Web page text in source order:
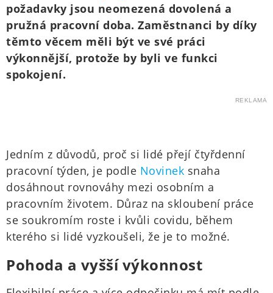
požadavky jsou neomezená dovolená a
pružná pracovní doba. Zaměstnanci by díky
těmto věcem měli být ve své práci
výkonnější, protože by byli ve funkci
spokojení.
REKLAMA
Jedním z důvodů, proč si lidé přejí čtyřdenní
pracovní týden, je podle Novinek snaha
dosáhnout rovnováhy mezi osobním a
pracovním životem. Důraz na skloubení práce
se soukromím roste i kvůli covidu, během
kterého si lidé vyzkoušeli, že je to možné.
Pohoda a vyšší výkonnost